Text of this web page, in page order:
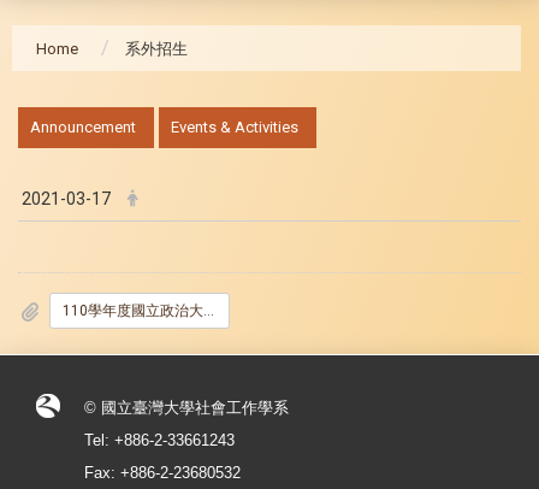
Home 系外招生
Announcement Events & Activities
2021-03-17
110學年度國立政治大學社會學系博士班招生.pdf
© 國立臺灣大學社會工作學系
Tel: +886-2-33661243
Fax: +886-2-23680532